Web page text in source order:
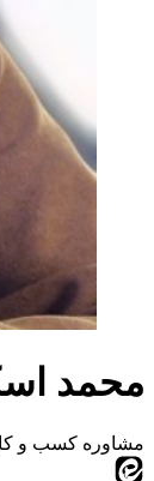
محمد
مشاوره کسب و